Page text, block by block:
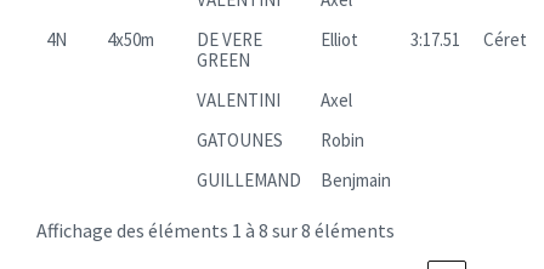
4N
4x50m
DE VERE
GREEN
Elliot 3:17.51 Céret
VALENTINI
Axel
GATOUNES
Robin
GUILLEMAND
Benjmain
Affichage des éléments 1 à 8 sur 8 éléments